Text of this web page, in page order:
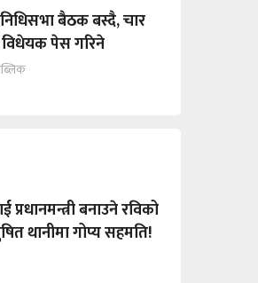
बैठक बस्दै, चार
विधेयक पेस गरिने
प्रधानमन्त्री बनाउने रविको
थानीमा गोप्य सहमति!